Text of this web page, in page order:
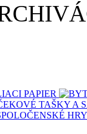
PAPIER
TAŠKY A